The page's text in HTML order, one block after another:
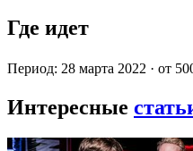
Где идет
Период: 28 марта 2022 · от
Интересные